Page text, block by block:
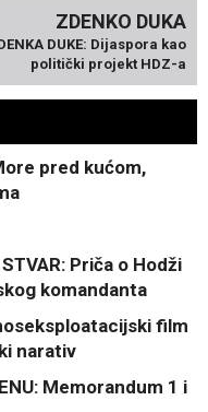
ZDENKO DUKA
DUKE: Dijaspora kao
politički projekt HDZ-a
pred kućom,
Priča o Hodži
komandanta
film
narativ
Memorandum 1 i